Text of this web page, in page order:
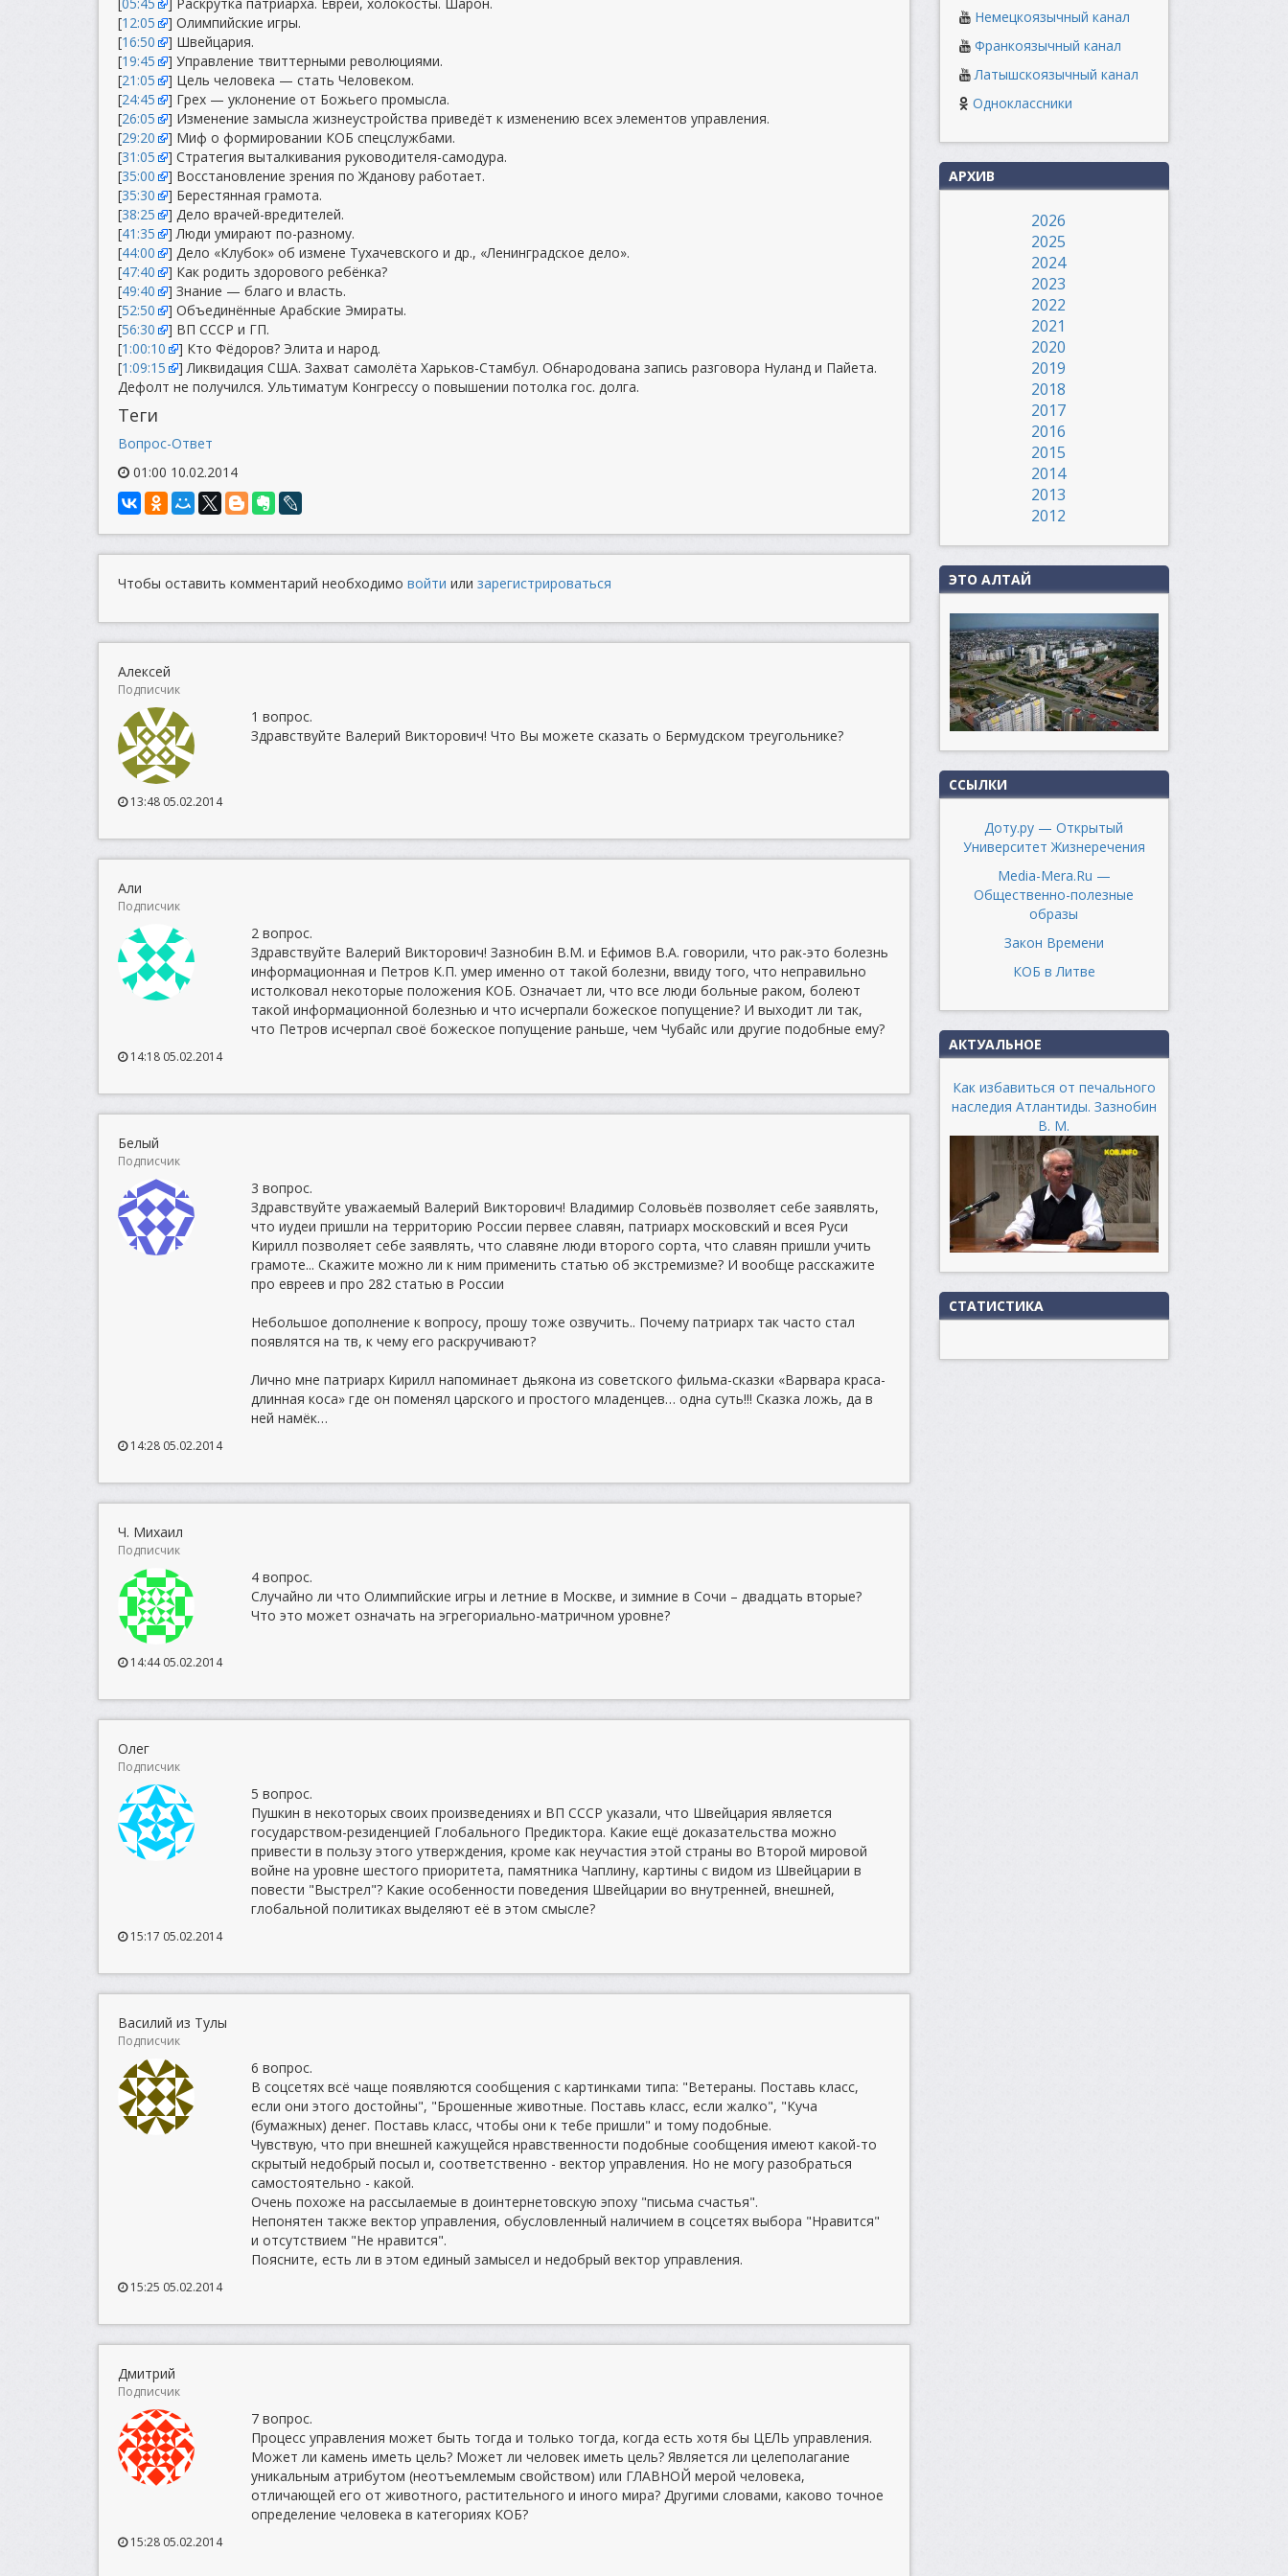
[12:05
] Олимпийские игры.
[16:50
] Швейцария.
[19:45
] Управление твиттерными революциями.
[21:05
] Цель человека — стать Человеком.
[24:45
] Грех — уклонение от Божьего промысла.
[26:05
] Изменение замысла жизнеустройства приведёт к изменению всех элементов управления.
[29:20
] Миф о формировании КОБ спецслужбами.
[31:05
] Стратегия выталкивания руководителя-самодура.
[35:00
] Восстановление зрения по Жданову работает.
[35:30
] Берестянная грамота.
[38:25
] Дело врачей-вредителей.
[41:35
] Люди умирают по-разному.
[44:00
] Дело «Клубок» об измене Тухачевского и др., «Ленинградское дело».
[47:40
] Как родить здорового ребёнка?
[49:40
] Знание — благо и власть.
[52:50
] Объединённые Арабские Эмираты.
[56:30
] ВП СССР и ГП.
[1:00:10
] Кто Фёдоров? Элита и народ.
[1:09:15
] Ликвидация США. Захват самолёта Харьков-Стамбул. Обнародована запись разговора Нуланд и Пайета.
Дефолт не получился. Ультиматум Конгрессу о повышении потолка гос. долга.
Теги
Вопрос-Ответ
01:00 10.02.2014
Чтобы оставить комментарий необходимо войти или зарегистрироваться
Алексей
Подписчик
1 вопрос.
Здравствуйте Валерий Викторович! Что Вы можете сказать о Бермудском треугольнике?
13:48 05.02.2014
Али
Подписчик
2 вопрос.
Здравствуйте Валерий Викторович! Зазнобин В.М. и Ефимов В.А. говорили, что рак-это болезнь
информационная и Петров К.П. умер именно от такой болезни, ввиду того, что неправильно
истолковал некоторые положения КОБ. Означает ли, что все люди больные раком, болеют
такой информационной болезнью и что исчерпали божеское попущение? И выходит ли так,
что Петров исчерпал своё божеское попущение раньше, чем Чубайс или другие подобные ему?
14:18 05.02.2014
Белый
Подписчик
3 вопрос.
Здравствуйте уважаемый Валерий Викторович! Владимир Соловьёв позволяет себе заявлять,
что иудеи пришли на территорию России первее славян, патриарх московский и всея Руси
Кирилл позволяет себе заявлять, что славяне люди второго сорта, что славян пришли учить
грамоте... Скажите можно ли к ним применить статью об экстремизме? И вообще расскажите
про евреев и про 282 статью в России
Небольшое дополнение к вопросу, прошу тоже озвучить.. Почему патриарх так часто стал
появлятся на тв, к чему его раскручивают?
Лично мне патриарх Кирилл напоминает дьякона из советского фильма-сказки «Варвара краса-
длинная коса» где он поменял царского и простого младенцев… одна суть!!! Сказка ложь, да в
ней намёк…
14:28 05.02.2014
Ч. Михаил
Подписчик
4 вопрос.
Случайно ли что Олимпийские игры и летние в Москве, и зимние в Сочи – двадцать вторые?
Что это может означать на эгрегориально-матричном уровне?
14:44 05.02.2014
Олег
Подписчик
5 вопрос.
Пушкин в некоторых своих произведениях и ВП СССР указали, что Швейцария является
государством-резиденцией Глобального Предиктора. Какие ещё доказательства можно
привести в пользу этого утверждения, кроме как неучастия этой страны во Второй мировой
войне на уровне шестого приоритета, памятника Чаплину, картины с видом из Швейцарии в
повести "Выстрел"? Какие особенности поведения Швейцарии во внутренней, внешней,
глобальной политиках выделяют её в этом смысле?
15:17 05.02.2014
Василий из Тулы
Подписчик
6 вопрос.
В соцсетях всё чаще появляются сообщения с картинками типа: "Ветераны. Поставь класс,
если они этого достойны", "Брошенные животные. Поставь класс, если жалко", "Куча
(бумажных) денег. Поставь класс, чтобы они к тебе пришли" и тому подобные.
Чувствую, что при внешней кажущейся нравственности подобные сообщения имеют какой-то
скрытый недобрый посыл и, соответственно - вектор управления. Но не могу разобраться
самостоятельно - какой.
Очень похоже на рассылаемые в доинтернетовскую эпоху "письма счастья".
Непонятен также вектор управления, обусловленный наличием в соцсетях выбора "Нравится"
и отсутствием "Не нравится".
Поясните, есть ли в этом единый замысел и недобрый вектор управления.
15:25 05.02.2014
Дмитрий
Подписчик
7 вопрос.
Процесс управления может быть тогда и только тогда, когда есть хотя бы ЦЕЛЬ управления.
Может ли камень иметь цель? Может ли человек иметь цель? Является ли целеполагание
уникальным атрибутом (неотъемлемым свойством) или ГЛАВНОЙ мерой человека,
отличающей его от животного, растительного и иного мира? Другими словами, каково точное
определение человека в категориях КОБ?
15:28 05.02.2014
Немецкоязычный канал
Франкоязычный канал
Латышскоязычный канал
Одноклассники
АРХИВ
2026
2025
2024
2023
2022
2021
2020
2019
2018
2017
2016
2015
2014
2013
2012
ЭТО АЛТАЙ
ССЫЛКИ
Доту.ру — Открытый
Университет Жизнеречения
Media-Mera.Ru —
Общественно-полезные
образы
Закон Времени
КОБ в Литве
АКТУАЛЬНОЕ
Как избавиться от печального
наследия Атлантиды. Зазнобин
В. М.
СТАТИСТИКА